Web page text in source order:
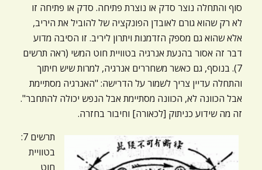
סוף והתחלה נוצר סדק או נוצרת פתיחה. סדק או פתיחה זו
לא רק שהוא גורם לאובדן הפונקציה של להוביל את היריב,
אלא שהוא גם מספק הזדמנות ויתרון ליריב. זו הסיבה מדוע
דבר זה אסור בהנעת אנרגיה בטוויית חוט המשי (ראה תרשים
7). בנוסף, גם כאשר משחררים אנרגיה, למרות שיש חיתוך
והתחלה עדיין צריך לשמור על הדרישה: "האנרגיה מסתיימת
אבל הכוונה לא, הכוונה מסתיימת אבל הנפש יכולה להתחבר".
זה מה שידוע כניתוק [לכאורה] וחיבור בחזרה.
תרשים 7:
בטוויית
חוט